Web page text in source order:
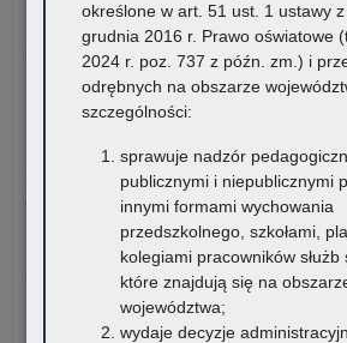
Kuratorium Oświaty w Krakowie ogłasza
stanowisko doradców…
5 sierpnia 2026
Materiały dotyczące nowych podstaw
wprowadzanych w związku z Reformą
Instytut Badań Edukacyjnych-Państwowy
oraz Ośrodek Rozwoju Edukacji
określone w art. 51 ust. 1 ustawy
grudnia 2016 r. Prawo oświatowe
2024 r. poz. 737 z późn. zm.) i
odrębnych na obszarze
szczególności:
sprawuje nadzór
publicznymi i niepublicznymi
innymi formami wychowania
przedszkolnego, szkołami,
kolegiami pracowników służb
które znajdują się na
województwa;
wydaje decyzje